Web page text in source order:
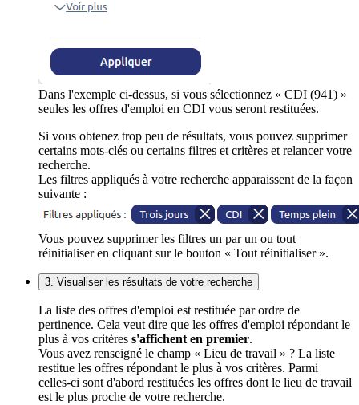
Dans l'exemple ci-dessus, si vous sélectionnez « CDI (941) »
seules les offres d'emploi en CDI vous seront restituées.
Si vous obtenez trop peu de résultats, vous pouvez supprimer
certains mots-clés ou certains filtres et critères et relancer votre
recherche.
Les filtres appliqués à votre recherche apparaissent de la façon
suivante :
Vous pouvez supprimer les filtres un par un ou tout
réinitialiser en cliquant sur le bouton « Tout réinitialiser ».
3. Visualiser les résultats de votre recherche
La liste des offres d'emploi est restituée par ordre de
pertinence. Cela veut dire que les offres d'emploi répondant le
plus à vos critères s'affichent en premier.
Vous avez renseigné le champ « Lieu de travail » ? La liste
restitue les offres répondant le plus à vos critères. Parmi
celles-ci sont d'abord restituées les offres dont le lieu de travail
est le plus proche de votre recherche.